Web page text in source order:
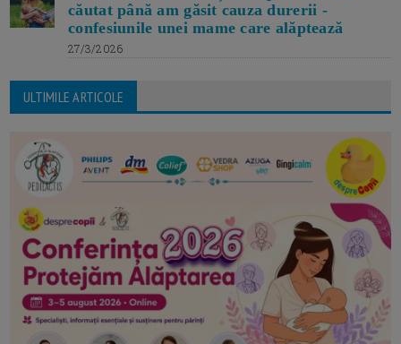
căutat până am găsit cauza durerii -
confesiunile unei mame care alăptează
27/3/2026
ULTIMILE ARTICOLE